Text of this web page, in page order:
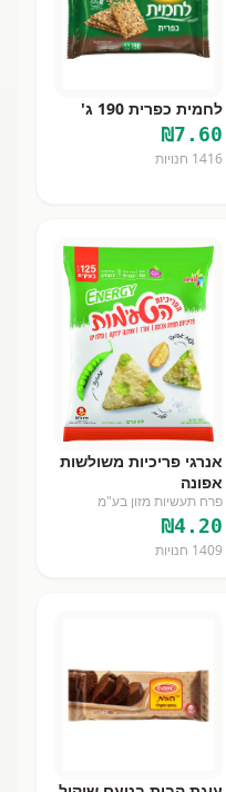
לחמית כפרית 190 ג'
₪7.60
1416 חנויות
אנרגי פריכיות משולשות
אפונה
פרח תעשיות מזון בע"מ
₪4.20
1409 חנויות